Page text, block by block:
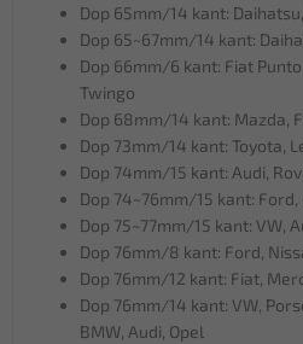
Dop 65mm/14 kant:
Dop 65~67mm/14 kant:
Dop 66mm/6 kant: Fiat Punto
Twingo
Dop 68mm/14 kant: Mazda,
Dop 73mm/14 kant: Toyota,
Dop 74mm/15 kant: Audi,
Dop 74~76mm/15 kant:
Dop 75~77mm/15 kant: VW,
Dop 76mm/8 kant: Ford,
Dop 76mm/12 kant: Fiat,
Dop 76mm/14 kant: VW,
BMW, Audi, Opel